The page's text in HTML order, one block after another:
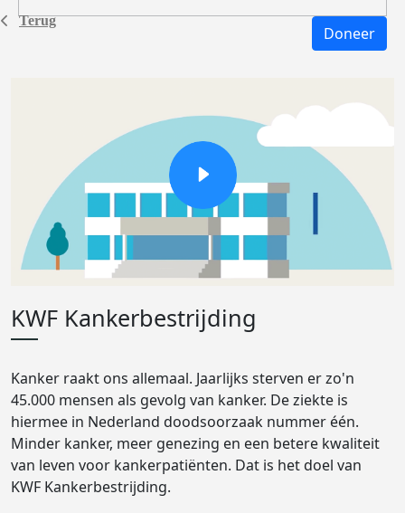
Terug
Doneer
KWF Kankerbestrijding
Kanker raakt ons allemaal. Jaarlijks sterven er zo'n
45.000 mensen als gevolg van kanker. De ziekte is
hiermee in Nederland doodsoorzaak nummer één.
Minder kanker, meer genezing en een betere kwaliteit
van leven voor kankerpatiënten. Dat is het doel van
KWF Kankerbestrijding.